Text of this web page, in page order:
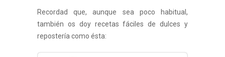
Recordad que, aunque sea poco habitual,
también os doy recetas fáciles de dulces y
repostería como ésta: